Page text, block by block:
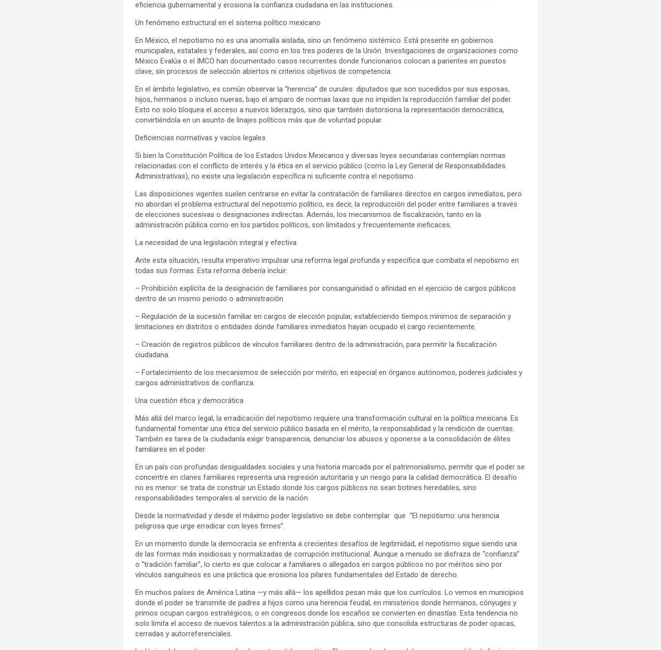
eficiencia gubernamental y erosiona la confianza ciudadana en las instituciones.
Un fenómeno estructural en el sistema político mexicano
En México, el nepotismo no es una anomalía aislada, sino un fenómeno sistémico. Está presente en gobiernos
municipales, estatales y federales, así como en los tres poderes de la Unión. Investigaciones de organizaciones como
México Evalúa o el IMCO han documentado casos recurrentes donde funcionarios colocan a parientes en puestos
clave, sin procesos de selección abiertos ni criterios objetivos de competencia.
En el ámbito legislativo, es común observar la “herencia” de curules: diputados que son sucedidos por sus esposas,
hijos, hermanos o incluso nueras, bajo el amparo de normas laxas que no impiden la reproducción familiar del poder.
Esto no solo bloquea el acceso a nuevos liderazgos, sino que también distorsiona la representación democrática,
convirtiéndola en un asunto de linajes políticos más que de voluntad popular.
Deficiencias normativas y vacíos legales
Si bien la Constitución Política de los Estados Unidos Mexicanos y diversas leyes secundarias contemplan normas
relacionadas con el conflicto de interés y la ética en el servicio público (como la Ley General de Responsabilidades
Administrativas), no existe una legislación específica ni suficiente contra el nepotismo.
Las disposiciones vigentes suelen centrarse en evitar la contratación de familiares directos en cargos inmediatos, pero
no abordan el problema estructural del nepotismo político, es decir, la reproducción del poder entre familiares a través
de elecciones sucesivas o designaciones indirectas. Además, los mecanismos de fiscalización, tanto en la
administración pública como en los partidos políticos, son limitados y frecuentemente ineficaces.
La necesidad de una legislación integral y efectiva
Ante esta situación, resulta imperativo impulsar una reforma legal profunda y específica que combata el nepotismo en
todas sus formas. Esta reforma debería incluir:
– Prohibición explícita de la designación de familiares por consanguinidad o afinidad en el ejercicio de cargos públicos
dentro de un mismo periodo o administración.
– Regulación de la sucesión familiar en cargos de elección popular, estableciendo tiempos mínimos de separación y
limitaciones en distritos o entidades donde familiares inmediatos hayan ocupado el cargo recientemente.
– Creación de registros públicos de vínculos familiares dentro de la administración, para permitir la fiscalización
ciudadana.
– Fortalecimiento de los mecanismos de selección por mérito, en especial en órganos autónomos, poderes judiciales y
cargos administrativos de confianza.
Una cuestión ética y democrática
Más allá del marco legal, la erradicación del nepotismo requiere una transformación cultural en la política mexicana. Es
fundamental fomentar una ética del servicio público basada en el mérito, la responsabilidad y la rendición de cuentas.
También es tarea de la ciudadanía exigir transparencia, denunciar los abusos y oponerse a la consolidación de élites
familiares en el poder.
En un país con profundas desigualdades sociales y una historia marcada por el patrimonialismo, permitir que el poder se
concentre en clanes familiares representa una regresión autoritaria y un riesgo para la calidad democrática. El desafío
no es menor: se trata de construir un Estado donde los cargos públicos no sean botines heredables, sino
responsabilidades temporales al servicio de la nación.
Desde la normatividad y desde el máximo poder legislativo se debe contemplar que “El nepotismo: una herencia
peligrosa que urge erradicar con leyes firmes”.
En un momento donde la democracia se enfrenta a crecientes desafíos de legitimidad, el nepotismo sigue siendo una
de las formas más insidiosas y normalizadas de corrupción institucional. Aunque a menudo se disfraza de “confianza”
o “tradición familiar”, lo cierto es que colocar a familiares o allegados en cargos públicos no por méritos sino por
vínculos sanguíneos es una práctica que erosiona los pilares fundamentales del Estado de derecho.
En muchos países de América Latina —y más allá— los apellidos pesan más que los currículos. Lo vemos en municipios
donde el poder se transmite de padres a hijos como una herencia feudal, en ministerios donde hermanos, cónyuges y
primos ocupan cargos estratégicos, o en congresos donde los escaños se convierten en dinastías. Esta tendencia no
solo limita el acceso de nuevos talentos a la administración pública, sino que consolida estructuras de poder opacas,
cerradas y autorreferenciales.